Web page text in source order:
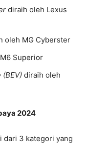
diraih oleh Lexus
oleh MG Cyberster
Superior
diraih oleh
2024
dari 3 kategori yang